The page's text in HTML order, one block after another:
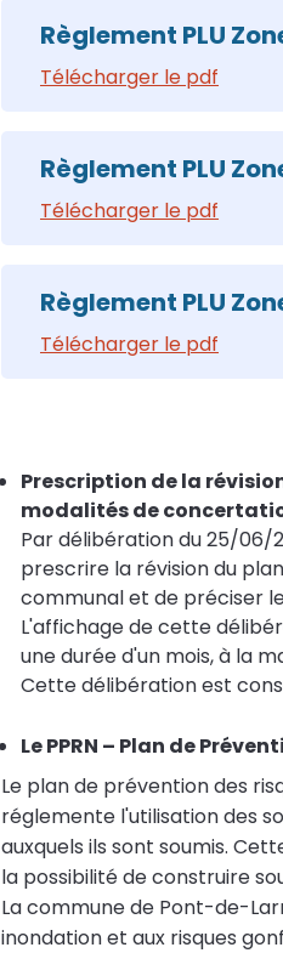
Règlement PLU
Télécharger le pdf
Règlement PLU
Télécharger le pdf
Règlement PLU
Télécharger le pdf
Prescription de la
modalités de
Par délibération du 25/06/
prescrire la révision du
communal et de préciser
L'affichage de cette
une durée d'un mois, à la
Cette délibération est
Le PPRN – Plan de
Le plan de prévention des
réglemente l'utilisation des
auxquels ils sont soumis.
la possibilité de construire
La commune de Pont-de-
inondation et aux risques